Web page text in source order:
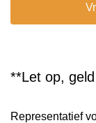
**Let op,
Representatief